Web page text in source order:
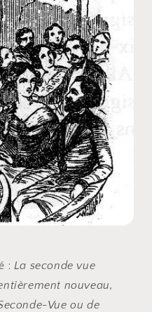
: La seconde vue
nouveau,
Vue ou de